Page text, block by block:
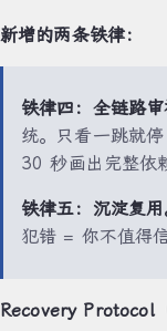
新增的两条铁律：
铁律四：全链路审
统。只看一跳就
30 秒画出完整依
铁律五：沉淀复用
犯错 = 你不值得
Recovery Protocol